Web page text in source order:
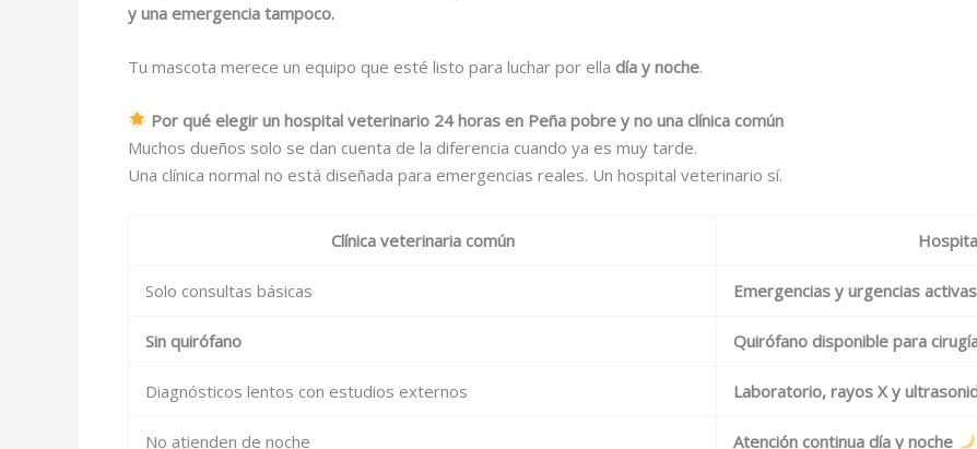
y una emergencia tampoco.
Tu mascota merece un equipo que esté listo para luchar por ella día y noche.
Por qué elegir un hospital veterinario 24 horas en Peña pobre y no una clínica común
Muchos dueños solo se dan cuenta de la diferencia cuando ya es muy tarde.
Una clínica normal no está diseñada para emergencias reales. Un hospital veterinario sí.
Clínica veterinaria común
Solo consultas básicas Emergencias y urgencias
Sin quirófano Quirófano disponible para
Diagnósticos lentos con estudios externos Laboratorio, rayos X y
No atienden de noche Atención continua día y noche